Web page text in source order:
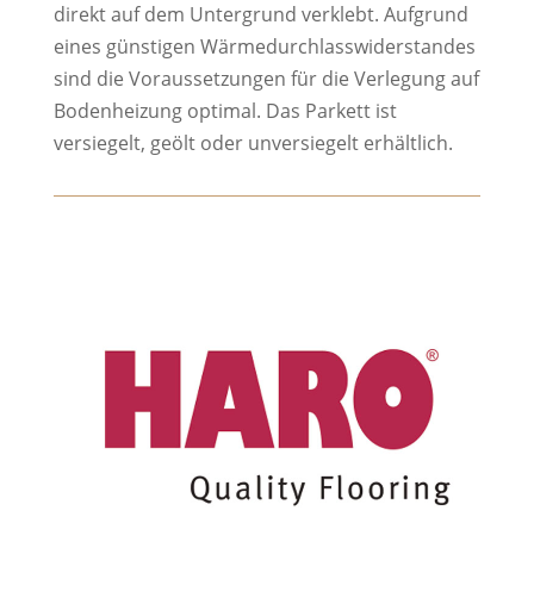
direkt auf dem Untergrund verklebt. Aufgrund
eines günstigen Wärmedurchlasswiderstandes
sind die Voraussetzungen für die Verlegung auf
Bodenheizung optimal. Das Parkett ist
versiegelt, geölt oder unversiegelt erhältlich.